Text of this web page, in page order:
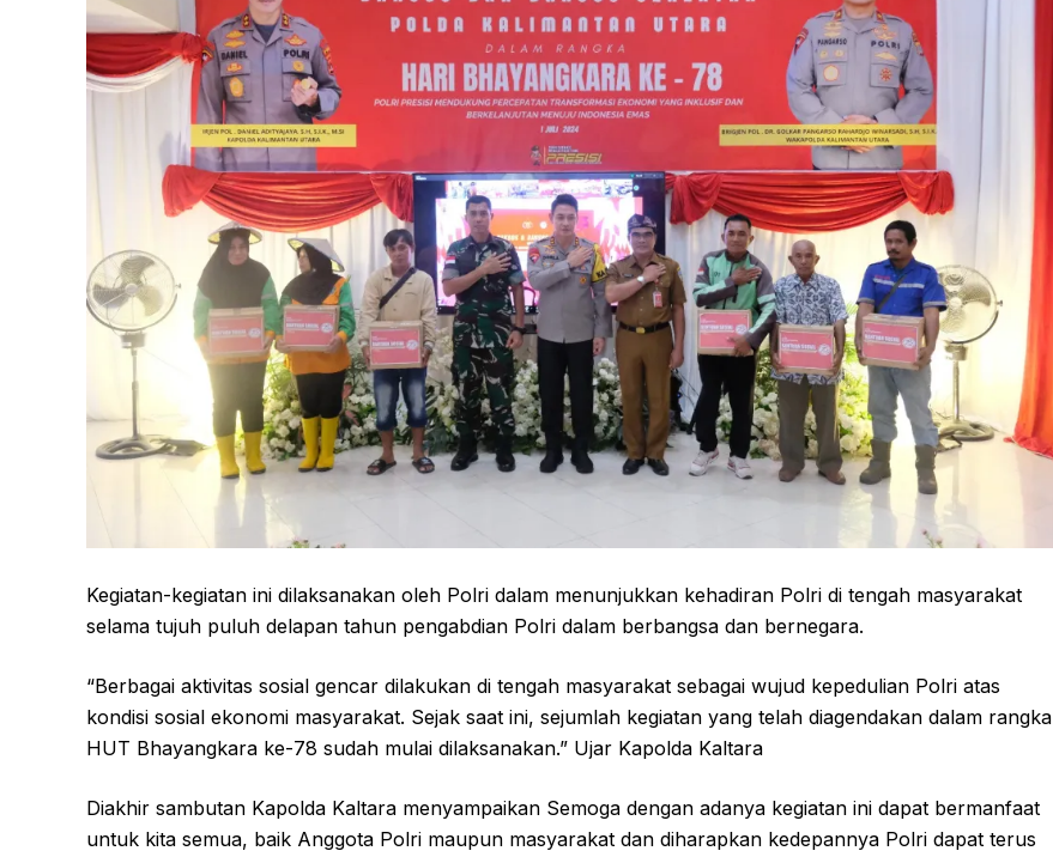
Kegiatan-kegiatan ini dilaksanakan oleh Polri dalam menunjukkan kehadiran Polri di tengah masyarakat
selama tujuh puluh delapan tahun pengabdian Polri dalam berbangsa dan bernegara.
“Berbagai aktivitas sosial gencar dilakukan di tengah masyarakat sebagai wujud kepedulian Polri atas
kondisi sosial ekonomi masyarakat. Sejak saat ini, sejumlah kegiatan yang telah diagendakan dalam rangka
HUT Bhayangkara ke-78 sudah mulai dilaksanakan.” Ujar Kapolda Kaltara
Diakhir sambutan Kapolda Kaltara menyampaikan Semoga dengan adanya kegiatan ini dapat bermanfaat
untuk kita semua, baik Anggota Polri maupun masyarakat dan diharapkan kedepannya Polri dapat terus